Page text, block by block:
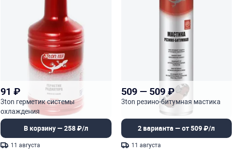
91 ₽
3ton герметик системы
охлаждения
В корзину — 258 ₽/л
11 августа
509 — 509₽
3ton резино-битумная мастика
2 варианта — от 509 ₽/л
11 августа